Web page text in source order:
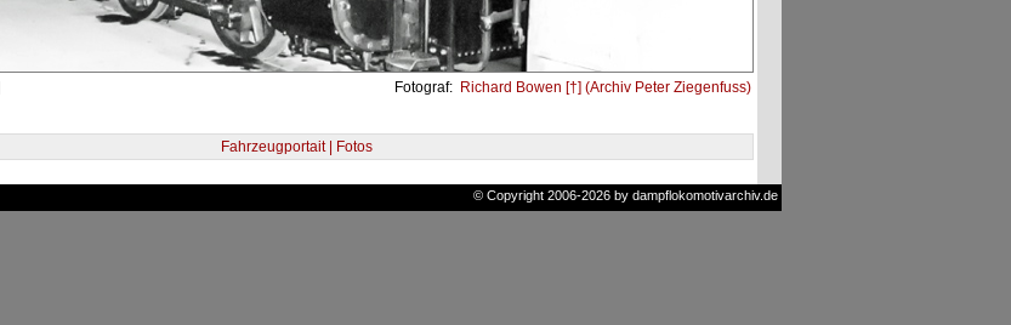
Fotograf: Richard Bowen [†] (Archiv Peter Ziegenfuss)
Fahrzeugportait | Fotos
© Copyright 2006-2026 by dampflokomotivarchiv.de